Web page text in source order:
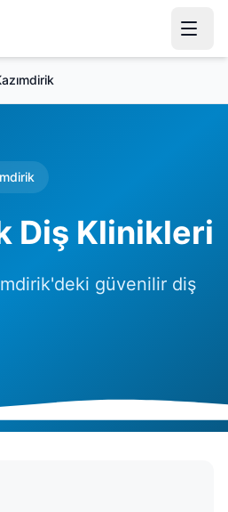
Diş Klinikleri
güvenilir diş